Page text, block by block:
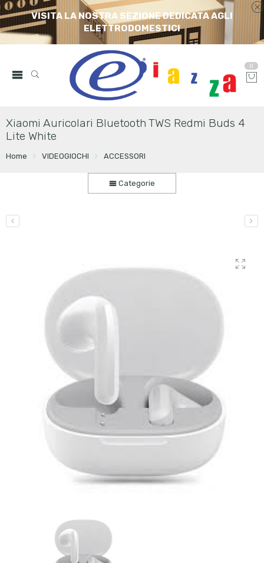
VISITA LA NOSTRA SEZIONE DEDICATA AGLI
ELETTRODOMESTICI
0
Xiaomi Auricolari Bluetooth TWS Redmi Buds 4
Lite White
Home VIDEOGIOCHI ACCESSORI
Categorie